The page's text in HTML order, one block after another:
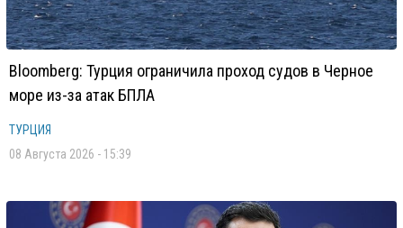
Bloomberg: Турция ограничила проход судов в Черное
море из-за атак БПЛА
ТУРЦИЯ
08 Августа 2026 - 15:39